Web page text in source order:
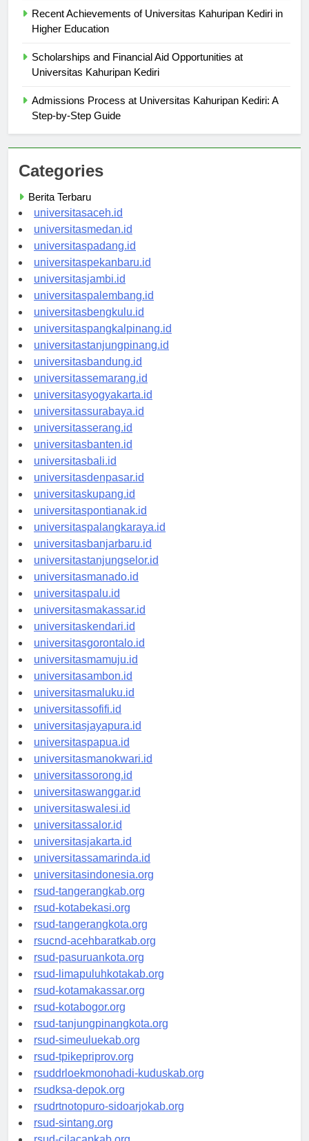
Recent Achievements of Universitas Kahuripan Kediri in
Scholarships and Financial Aid Opportunities at
Admissions Process at Universitas Kahuripan Kediri: A
Categories
Berita Terbaru
universitasaceh.id
universitasmedan.id
universitaspadang.id
universitaspekanbaru.id
universitasjambi.id
universitaspalembang.id
universitasbengkulu.id
universitaspangkalpinang.id
universitastanjungpinang.id
universitasbandung.id
universitassemarang.id
universitasyogyakarta.id
universitassurabaya.id
universitasserang.id
universitasbanten.id
universitasbali.id
universitasdenpasar.id
universitaskupang.id
universitaspontianak.id
universitaspalangkaraya.id
universitasbanjarbaru.id
universitastanjungselor.id
universitasmanado.id
universitaspalu.id
universitasmakassar.id
universitaskendari.id
universitasgorontalo.id
universitasmamuju.id
universitasambon.id
universitasmaluku.id
universitassofifi.id
universitasjayapura.id
universitaspapua.id
universitasmanokwari.id
universitassorong.id
universitaswanggar.id
universitaswalesi.id
universitassalor.id
universitasjakarta.id
universitassamarinda.id
universitasindonesia.org
rsud-tangerangkab.org
rsud-kotabekasi.org
rsud-tangerangkota.org
rsucnd-acehbaratkab.org
rsud-pasuruankota.org
rsud-limapuluhkotakab.org
rsud-kotamakassar.org
rsud-kotabogor.org
rsud-tanjungpinangkota.org
rsud-simeuluekab.org
rsud-tpikepriprov.org
rsuddrloekmonohadi-kuduskab.org
rsudksa-depok.org
rsudrtnotopuro-sidoarjokab.org
rsud-sintang.org